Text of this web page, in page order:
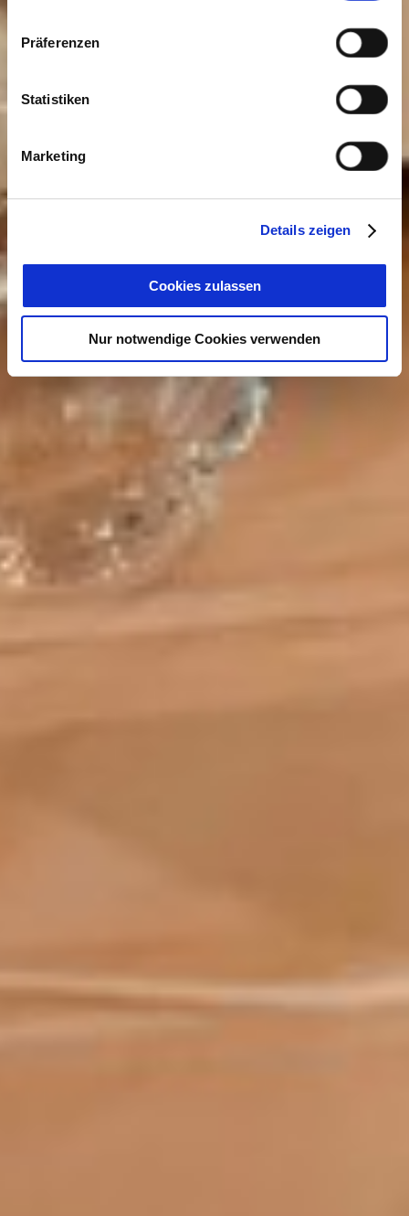
Präferenzen
Statistiken
Marketing
Details zeigen
Cookies zulassen
Nur notwendige Cookies verwenden